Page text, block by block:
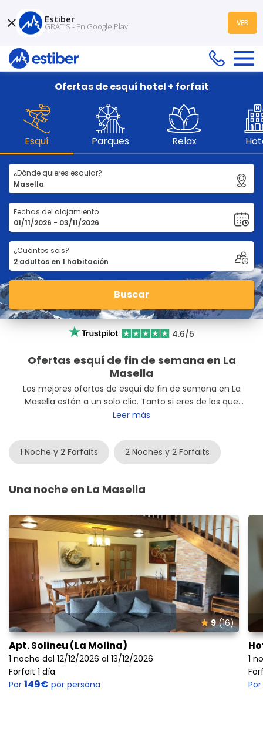
Ofertas de esquí hotel + forfait
Esquí Parques Relax
¿Dónde quieres esquiar?
Fechas del alojamiento
¿Cuántos sois?
Buscar
4.6/5
Ofertas esquí de fin de semana en La
Masella
Las mejores ofertas de esquí de fin de semana en La
Masella están a un solo clic. Tanto si eres de los que
salen viernes como sábado a primera hora, estos son
que solo te preocupes de disfrutar. ¿Quieres subir a
esquiar este fin de semana a la estación de La
Masella? ¡Reserva ya!
Leer más
1 Noche y 2 Forfaits 2 Noches y 2 Forfaits
Una noche en La Masella
9(16)
Apt. Solineu (La Molina)
1 noche del 12/12/2026 al 13/12/2026
Forfait 1 día
Por 149€ por persona
1
Por
Estiber
GRATIS - En Google Play VER